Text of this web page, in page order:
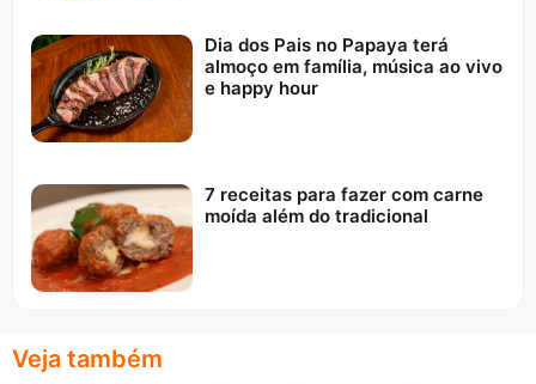
Dia dos Pais no Papaya terá
almoço em família, música ao vivo
e happy hour
7 receitas para fazer com carne
moída além do tradicional
Veja também